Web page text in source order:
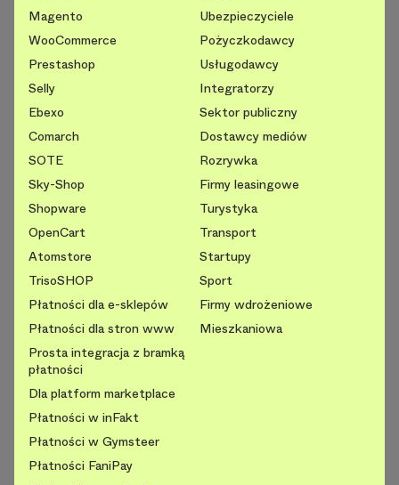
Magento
WooCommerce
Prestashop
Selly
Ebexo
Comarch
SOTE
Sky-Shop
Shopware
OpenCart
Atomstore
TrisoSHOP
Płatności dla e-sklepów
Płatności dla stron www
Prosta integracja z bramką
płatności
Dla platform marketplace
Płatności w inFakt
Płatności w Gymsteer
Płatności FaniPay
Ubezpieczyciele
Pożyczkodawcy
Usługodawcy
Integratorzy
Sektor publiczny
Dostawcy mediów
Rozrywka
Firmy leasingowe
Turystyka
Transport
Startupy
Sport
Firmy wdrożeniowe
Mieszkaniowa